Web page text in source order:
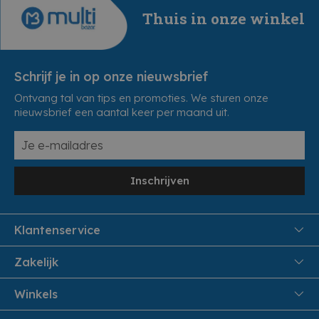
Thuis in onze winkel
Schrijf je in op onze nieuwsbrief
Ontvang tal van tips en promoties. We sturen onze
nieuwsbrief een aantal keer per maand uit.
Inschrijven
Klantenservice
FAQ
Veiligheid en Privacy
Zakelijk
Samenwoonactie
B2B
Winkels